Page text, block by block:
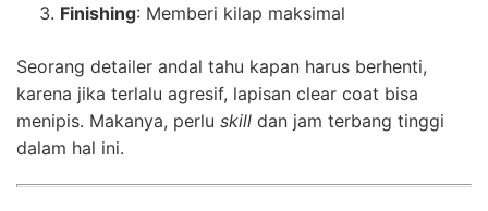
Finishing: Memberi kilap maksimal
Seorang detailer andal tahu kapan harus berhenti,
karena jika terlalu agresif, lapisan clear coat bisa
menipis. Makanya, perlu skill dan jam terbang tinggi
dalam hal ini.